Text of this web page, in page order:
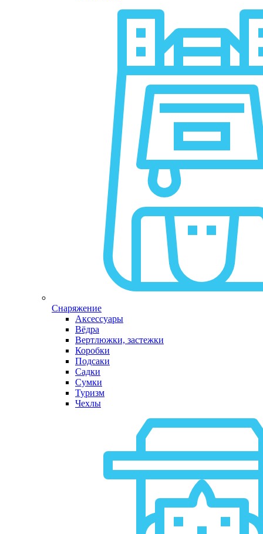
Снаряжение
Аксессуары
Вёдра
Вертлюжки, застежки
Коробки
Подсаки
Садки
Сумки
Туризм
Чехлы